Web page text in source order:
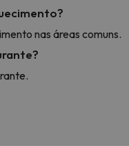
nas áreas comuns.